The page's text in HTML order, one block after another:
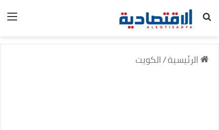
بحث عن
الرئيسية/الكويت